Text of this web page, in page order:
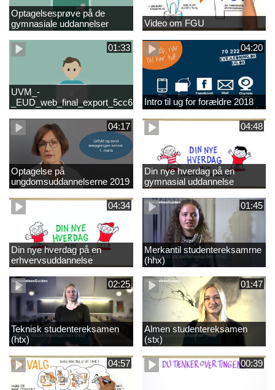
Optagelsesprøve på de
gymnasiale uddannelser
Video om FGU
01:33
UVM_-
04:20
Intro til ug for forældre 2018
04:17
Optagelse på
ungdomsuddannelserne 2019
04:48
Din nye hverdag på en
gymnasial uddannelse
04:34
Din nye hverdag på en
erhvervsuddannelse
01:45
Merkantil studentereksamrne
(hhx)
02:25
Teknisk studentereksamen
(htx)
01:47
Almen studentereksamen
(stx)
04:57 00:39